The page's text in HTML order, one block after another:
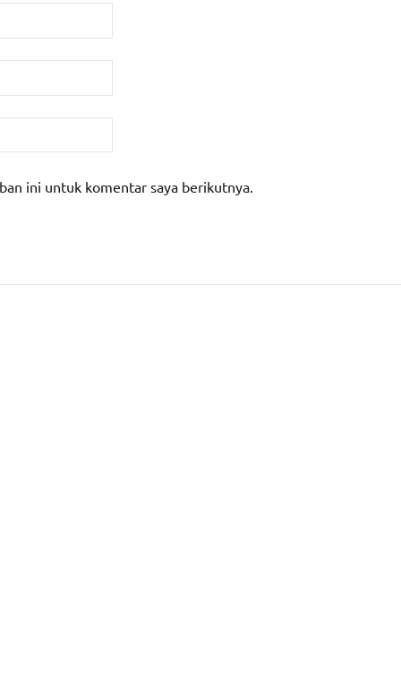
ini untuk komentar saya berikutnya.